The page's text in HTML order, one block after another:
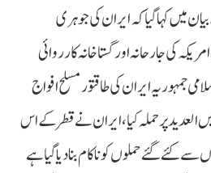
میں کہا گیا کہ ایران کی جوہری
کی جارحانہ اور گستاخانہ کارروائی
جمہوریہ ایران کی طاقتور مسلح افواج
العدید پر حملہ کیا، ایران نے قطر کے اس
کئے گئے حملوں کو ناکام بنادیا گیا ہے